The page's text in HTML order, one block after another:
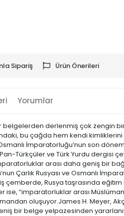
Sipariş Ürün Önerileri
Yorumlar
belgelerden derlenmiş çok zengin
bu çağda hem kendi
İmparatorluğu’nun son
Türkçüler ve Türk Yurdu dergisi
arası daha geniş bir
Çarlık Rusyası ve Osmanlı
çemberde, Rusya taşrasında
“imparatorluklar arası
oluşuyor.James H. Meyer,
bir belge yelpazesinden